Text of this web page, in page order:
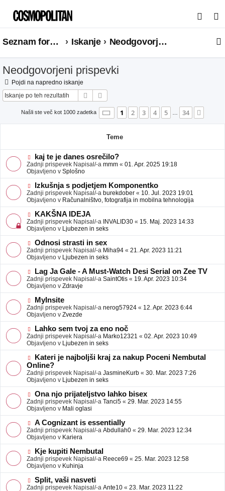
s
a
Seznam forumov Iskanje Neodgovorjeni prispevki
Neodgovorjeni prispevki
Pojdi na napredno iskanje
Iskanje
Našli ste več kot 1000 zadetka Stran 1od34
1 2 3 4 5 … 34
Teme
N
o
v
e
o
b
j
a
v
e
kaj te je danes osrečilo?
Zadnji prispevek Napisal/-a mmm « 01. Apr. 2025 19:18
Objavljeno v Splošno
N
o
v
e
o
b
j
a
v
e
Izkušnja s podjetjem Komponentko
Zadnji prispevek Napisal/-a burekdober « 10. Jul. 2023 19:01
Objavljeno v Računalništvo, fotografija in mobilna tehnologija
N
o
v
e
o
b
j
a
v
e
KAKŠNA IDEJA
Zadnji prispevek Napisal/-a INVALID30 « 15. Maj. 2023 14:33
Objavljeno v Ljubezen in seks
N
o
v
e
o
b
j
a
v
e
Odnosi strasti in sex
Zadnji prispevek Napisal/-a Miha94 « 21. Apr. 2023 11:21
Objavljeno v Ljubezen in seks
N
o
v
e
o
b
j
a
v
e
Lag Ja Gale - A Must-Watch Desi Serial on Zee TV
Zadnji prispevek Napisal/-a SaintOtis « 19. Apr. 2023 10:34
Objavljeno v Zdravje
N
o
v
e
o
b
j
a
v
e
MyInsite
Zadnji prispevek Napisal/-a nerog57924 « 12. Apr. 2023 6:44
Objavljeno v Zvezde
N
o
v
e
o
b
j
a
v
e
Lahko sem tvoj za eno noč
Zadnji prispevek Napisal/-a Marko12321 « 02. Apr. 2023 10:49
Objavljeno v Ljubezen in seks
N
o
v
e
o
b
j
a
v
Kateri je najboljši kraj za nakup Poceni Nembutal
Online?
Zadnji prispevek Napisal/-a JasmineKurb « 30. Mar. 2023 7:26
Objavljeno v Ljubezen in seks
N
o
v
e
o
b
j
a
v
e
Ona njo prijateljstvo lahko bisex
Zadnji prispevek Napisal/-a Tanci5 « 29. Mar. 2023 14:55
Objavljeno v Mali oglasi
N
o
v
e
o
b
j
a
v
e
A Cognizant is essentially
Zadnji prispevek Napisal/-a Abdullah0 « 29. Mar. 2023 12:34
Objavljeno v Kariera
N
o
v
e
o
b
Kje kupiti Nembutal
Zadnji prispevek Napisal/-a Reece69 « 25. Mar. 2023 12:58
Objavljeno v Kuhinja
N
o
Split, vaši nasveti
Zadnji prispevek Napisal/-a Ante10 « 23. Mar. 2023 11:22